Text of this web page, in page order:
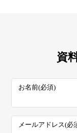
資
お名前 必須
メールアドレス 必